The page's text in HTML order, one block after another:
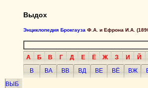
Выдох
Энциклопедия Брокгауза Ф.А. и Ефрона И.А. (1890
А Б В Г Д Е Ё Ж З И Й
В
ВА ВВ ВД ВЕ ВЁ ВЖ
ВЫБ